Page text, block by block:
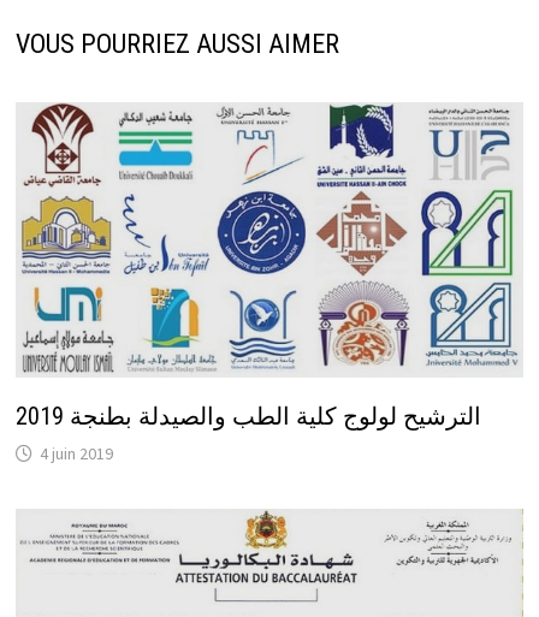
VOUS POURRIEZ AUSSI AIMER
الترشيح لولوج كلية الطب والصيدلة بطنجة 2019
4 juin 2019